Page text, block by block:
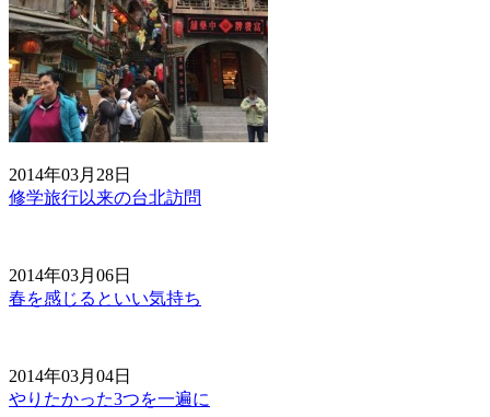
2014年03月28日
修学旅行以来の台北訪問
2014年03月06日
春を感じるといい気持ち
2014年03月04日
やりたかった3つを一遍に